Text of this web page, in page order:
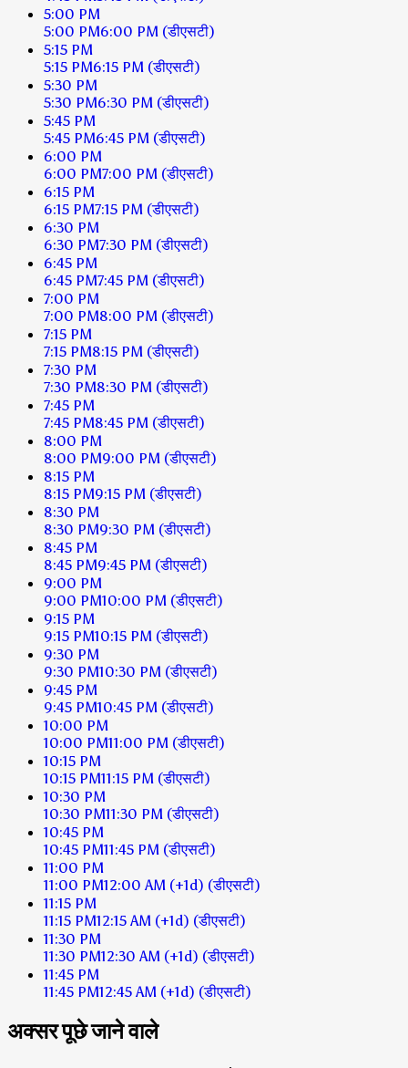
5:00 PM
5:00 PM6:00 PM (डीएसटी)
5:15 PM
5:15 PM6:15 PM (डीएसटी)
5:30 PM
5:30 PM6:30 PM (डीएसटी)
5:45 PM
5:45 PM6:45 PM (डीएसटी)
6:00 PM
6:00 PM7:00 PM (डीएसटी)
6:15 PM
6:15 PM7:15 PM (डीएसटी)
6:30 PM
6:30 PM7:30 PM (डीएसटी)
6:45 PM
6:45 PM7:45 PM (डीएसटी)
7:00 PM
7:00 PM8:00 PM (डीएसटी)
7:15 PM
7:15 PM8:15 PM (डीएसटी)
7:30 PM
7:30 PM8:30 PM (डीएसटी)
7:45 PM
7:45 PM8:45 PM (डीएसटी)
8:00 PM
8:00 PM9:00 PM (डीएसटी)
8:15 PM
8:15 PM9:15 PM (डीएसटी)
8:30 PM
8:30 PM9:30 PM (डीएसटी)
8:45 PM
8:45 PM9:45 PM (डीएसटी)
9:00 PM
9:00 PM10:00 PM (डीएसटी)
9:15 PM
9:15 PM10:15 PM (डीएसटी)
9:30 PM
9:30 PM10:30 PM (डीएसटी)
9:45 PM
9:45 PM10:45 PM (डीएसटी)
10:00 PM
10:00 PM11:00 PM (डीएसटी)
10:15 PM
10:15 PM11:15 PM (डीएसटी)
10:30 PM
10:30 PM11:30 PM (डीएसटी)
10:45 PM
10:45 PM11:45 PM (डीएसटी)
11:00 PM
11:00 PM12:00 AM (+1d) (डीएसटी)
11:15 PM
11:15 PM12:15 AM (+1d) (डीएसटी)
11:30 PM
11:30 PM12:30 AM (+1d) (डीएसटी)
11:45 PM
11:45 PM12:45 AM (+1d) (डीएसटी)
अक्सर पूछे जाने वाले